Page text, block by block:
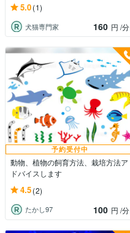
5.0(1)
犬猫専門家 160 円 /分
予約受付中
動物、植物の飼育方法、栽培方法ア
ドバイスします
4.5(2)
たかし97 100 円 /分